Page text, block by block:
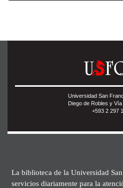
Universidad San
Diego de Robles y
+593 2 297
La biblioteca de la Universidad
servicios diariamente para la